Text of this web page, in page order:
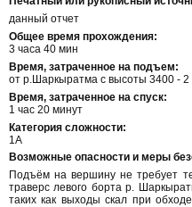
данный отчет
Общее время прохождения:
3 часа 40 мин
Время, затраченное на подъем:
от р.Шаркыратма с высоты 3400 - 2
Время, затраченное на спуск:
1 час 20 минут
Категория сложности:
1А
Возможные опасности и меры
Подъём на вершину не требует
траверс левого борта р.
таких как выходы скал при